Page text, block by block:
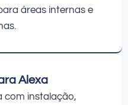
áreas internas e
Alexa
com instalação,